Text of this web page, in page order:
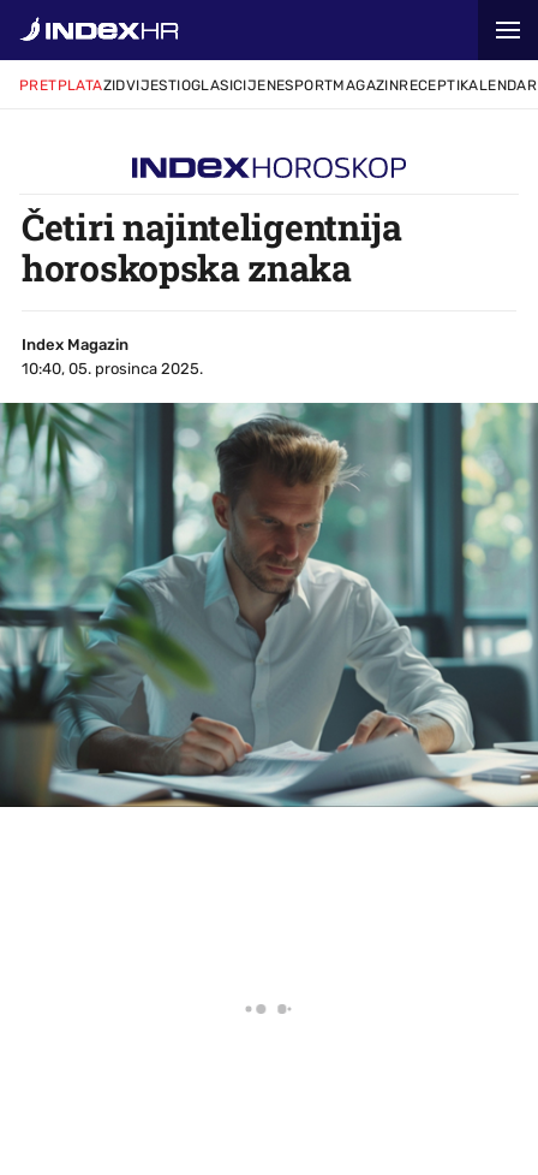
PRETPLATAZIDVIJESTIOGLASICIJENESPORTMAGAZINRECEPTIKALENDAR
Četiri najinteligentnija
horoskopska znaka
Index Magazin
10:40, 05. prosinca 2025.